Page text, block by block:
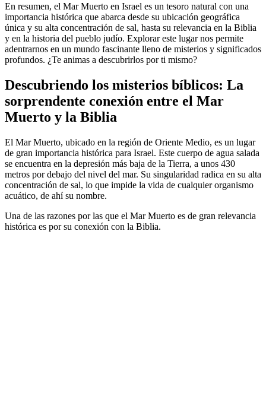
En resumen, el Mar Muerto en Israel es un tesoro natural con una
importancia histórica que abarca desde su ubicación geográfica
única y su alta concentración de sal, hasta su relevancia en la Biblia
y en la historia del pueblo judío. Explorar este lugar nos permite
adentrarnos en un mundo fascinante lleno de misterios y significados
profundos. ¿Te animas a descubrirlos por ti mismo?
Descubriendo los misterios bíblicos: La
sorprendente conexión entre el Mar
Muerto y la Biblia
El Mar Muerto, ubicado en la región de Oriente Medio, es un lugar
de gran importancia histórica para Israel. Este cuerpo de agua salada
se encuentra en la depresión más baja de la Tierra, a unos 430
metros por debajo del nivel del mar. Su singularidad radica en su alta
concentración de sal, lo que impide la vida de cualquier organismo
acuático, de ahí su nombre.
Una de las razones por las que el Mar Muerto es de gran relevancia
histórica es por su conexión con la Biblia.